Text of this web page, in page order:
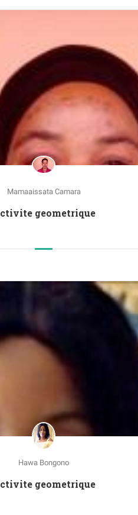
Mamaaissata Camara
Activite geometrique
Hawa Bongono
Activite geometrique